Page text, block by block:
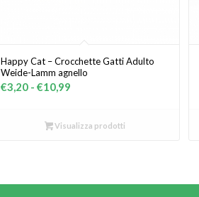
Happy Cat – Crocchette Gatti Adulto
Weide-Lamm agnello
€3,20 - €10,99
prezzo:
Visualizza prodotti